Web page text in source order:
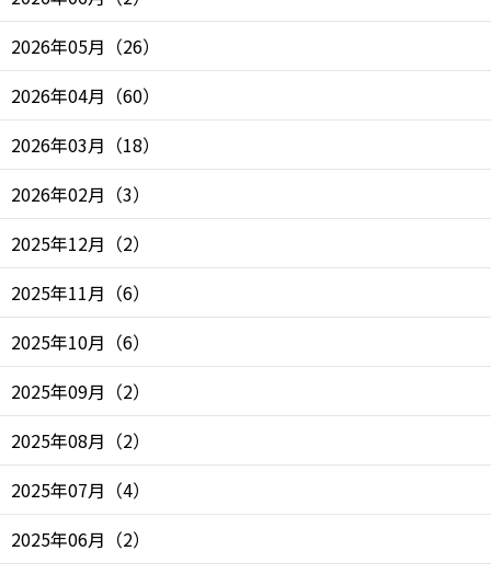
2026年05月 （26）
2026年04月 （60）
2026年03月 （18）
2026年02月 （3）
2025年12月 （2）
2025年11月 （6）
2025年10月 （6）
2025年09月 （2）
2025年08月 （2）
2025年07月 （4）
2025年06月 （2）